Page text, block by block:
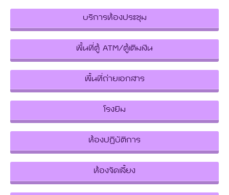
บริการห้องประชุม
พื้นที่ตู้ ATM/ตู้เติมเงิน
พื้นที่ถ่ายเอกสาร
โรงยิม
ห้องปฏิบัติการ
ห้องจัดเลี้ยง